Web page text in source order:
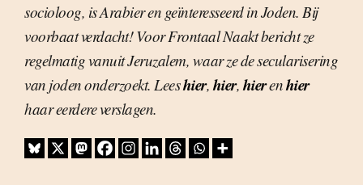
socioloog, is Arabier en geïnteresseerd in Joden. Bij
voorbaat verdacht! Voor Frontaal Naakt bericht ze
regelmatig vanuit Jeruzalem, waar ze de secularisering
van joden onderzoekt. Leeshier,hier,hierenhier
haar eerdere verslagen.